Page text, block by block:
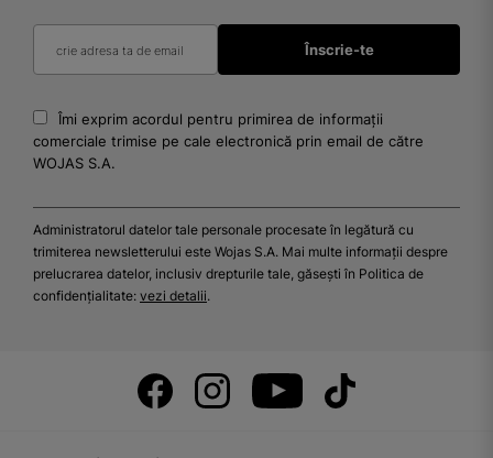
Îmi exprim acordul pentru primirea de informații
comerciale trimise pe cale electronică prin email de către
WOJAS S.A.
Administratorul datelor tale personale procesate în legătură cu
trimiterea newsletterului este Wojas S.A. Mai multe informații despre
prelucrarea datelor, inclusiv drepturile tale, găsești în Politica de
confidențialitate: vezi detalii.